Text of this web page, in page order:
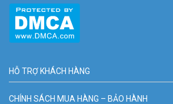
HỖ TRỢ KHÁCH HÀNG
CHÍNH SÁCH MUA HÀNG – BẢO HÀNH